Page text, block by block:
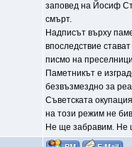
заповед на Йосиф
смърт.
Надписът върху
впоследствие
писмо на
Паметникът е
безвъзмездно за
Съветската
на този режим не
Не ще забравим. Не